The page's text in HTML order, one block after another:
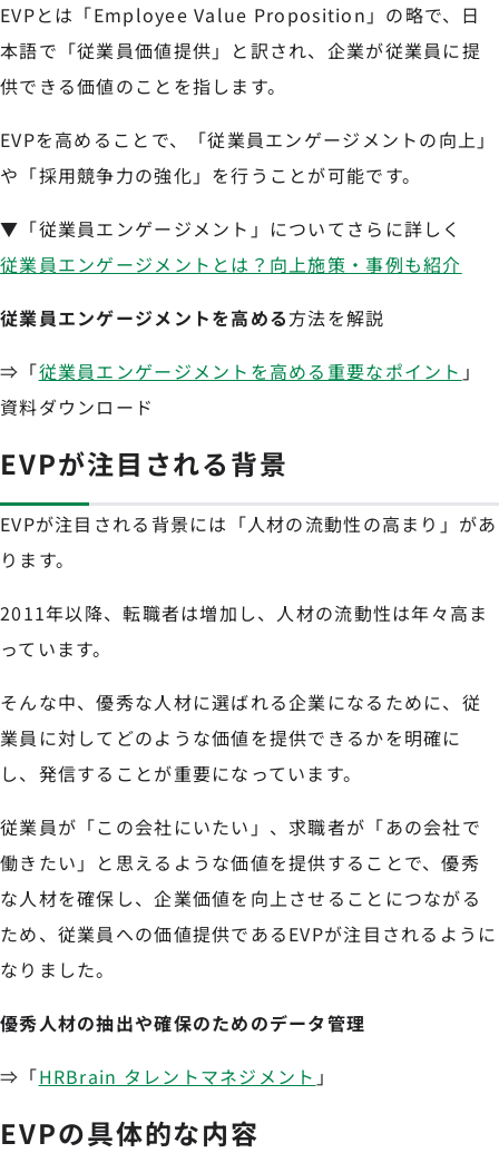
EVPとは「Employee Value Proposition」の略で、日
本語で「従業員価値提供」と訳され、企業が従業員に提
供できる価値のことを指します。
EVPを高めることで、「従業員エンゲージメントの向上」
や「採用競争力の強化」を行うことが可能です。
▼「従業員エンゲージメント」についてさらに詳しく
従業員エンゲージメントとは？向上施策・事例も紹介
従業員エンゲージメントを高める方法を解説
⇒「従業員エンゲージメントを高める重要なポイント 」
資料ダウンロード
EVPが注目される背景
EVPが注目される背景には「人材の流動性の高まり」があ
ります。
2011年以降、転職者は増加し、人材の流動性は年々高ま
っています。
そんな中、優秀な人材に選ばれる企業になるために、従
業員に対してどのような価値を提供できるかを明確に
し、発信することが重要になっています。
従業員が「この会社にいたい」、求職者が「あの会社で
働きたい」と思えるような価値を提供することで、優秀
な人材を確保し、企業価値を向上させることにつながる
ため、従業員への価値提供であるEVPが注目されるように
なりました。
優秀人材の抽出や確保のためのデータ管理
⇒「HRBrain タレントマネジメント 」
EVPの具体的な内容